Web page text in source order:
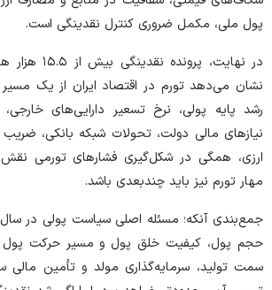
پول ملی، مکمل ضروری کنترل نقدینگی است.
نشان می‌دهد تورم در اقتصاد ایران از یک
رشد پایه پولی، نرخ تسعیر دارایی‌های
نیاز‌های مالی دولت، تحولات شبکه بانکی، ضریب
ارزی، همگی در شکل‌گیری فشار‌های تورمی نقش
مهار تورم نیز باید چندبعدی باشد.
حجم پول، کیفیت خلق پول و مسیر حرکت پول
سمت تولید، سرمایه‌گذاری مولد و تأمین مالی